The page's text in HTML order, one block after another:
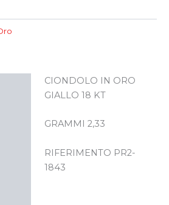
CIONDOLO IN ORO
GIALLO 18 KT
GRAMMI 2,33
RIFERIMENTO PR2-
1843